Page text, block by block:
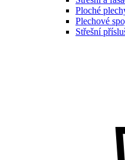
Ploché
Plechové
Střešní